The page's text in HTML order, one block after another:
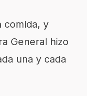
comida, y
General hizo
una y cada